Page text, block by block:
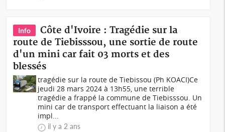
Info
Côte d'Ivoire : Tragédie sur la
route de Tiebisssou, une sortie de route
d'un mini car fait 03 morts et des
blessés
tragédie sur la route de Tiebissou (Ph KOACI)Ce
jeudi 28 mars 2024 à 13h55, une terrible
tragédie a frappé la commune de Tiebisssou. Un
mini car de transport effectuant la liaison a été
impl...
il y a 2 ans